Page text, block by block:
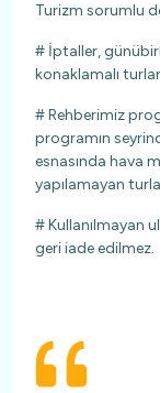
Turizm sorumlu
# İptaller,
konaklamalı
# Rehberimiz
programın
esnasında hava
yapılamayan
# Kullanılmayan
geri iade edilmez.